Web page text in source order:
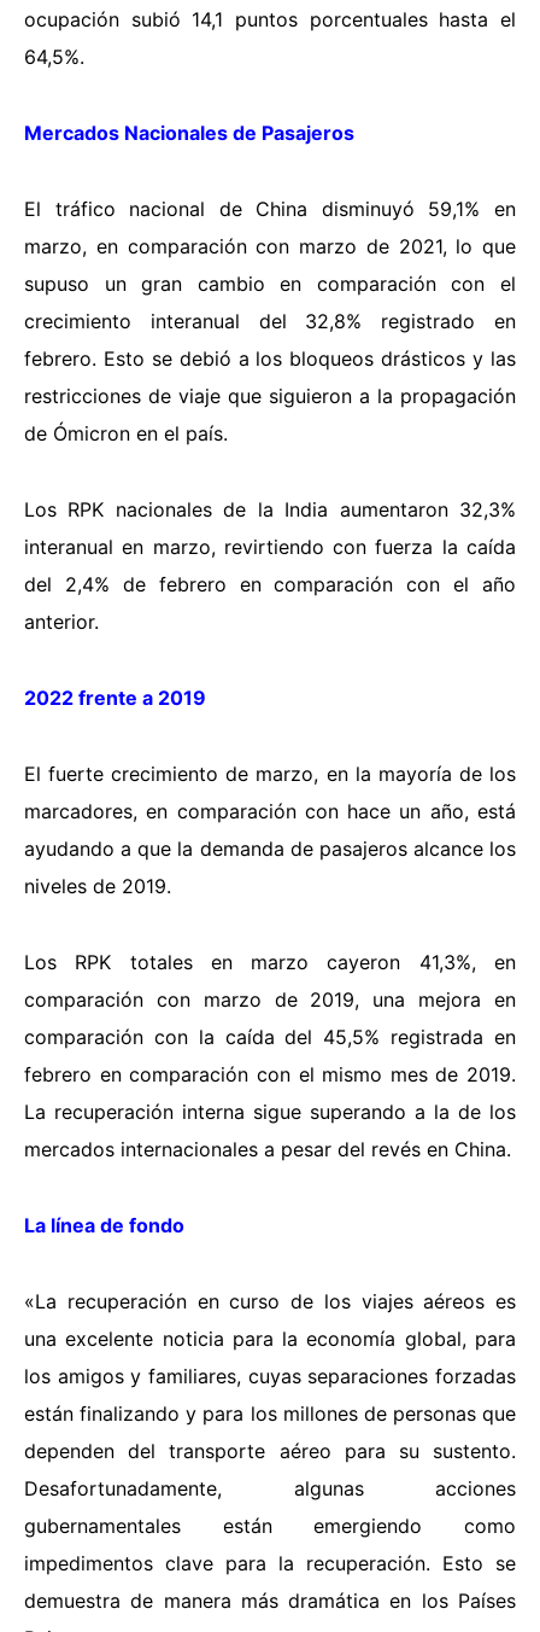
ocupación subió 14,1 puntos porcentuales hasta el
64,5%.
Mercados Nacionales de Pasajeros
El tráfico nacional de China disminuyó 59,1% en
marzo, en comparación con marzo de 2021, lo que
supuso un gran cambio en comparación con el
crecimiento interanual del 32,8% registrado en
febrero. Esto se debió a los bloqueos drásticos y las
restricciones de viaje que siguieron a la propagación
de Ómicron en el país.
Los RPK nacionales de la India aumentaron 32,3%
interanual en marzo, revirtiendo con fuerza la caída
del 2,4% de febrero en comparación con el año
anterior.
2022 frente a 2019
El fuerte crecimiento de marzo, en la mayoría de los
marcadores, en comparación con hace un año, está
ayudando a que la demanda de pasajeros alcance los
niveles de 2019.
Los RPK totales en marzo cayeron 41,3%, en
comparación con marzo de 2019, una mejora en
comparación con la caída del 45,5% registrada en
febrero en comparación con el mismo mes de 2019.
La recuperación interna sigue superando a la de los
mercados internacionales a pesar del revés en China.
La línea de fondo
«La recuperación en curso de los viajes aéreos es
una excelente noticia para la economía global, para
los amigos y familiares, cuyas separaciones forzadas
están finalizando y para los millones de personas que
dependen del transporte aéreo para su sustento.
Desafortunadamente, algunas acciones
gubernamentales están emergiendo como
impedimentos clave para la recuperación. Esto se
demuestra de manera más dramática en los Países